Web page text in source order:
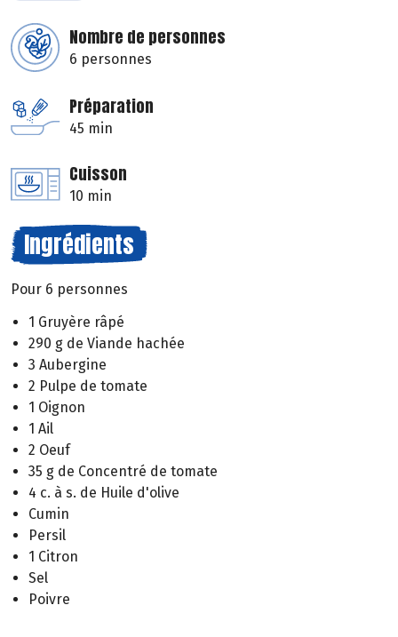
Nombre de personnes
6 personnes
Préparation
45 min
Cuisson
10 min
Ingrédients
Pour 6 personnes
1 Gruyère râpé
290 g de Viande hachée
3 Aubergine
2 Pulpe de tomate
1 Oignon
1 Ail
2 Oeuf
35 g de Concentré de tomate
4 c. à s. de Huile d'olive
Cumin
Persil
1 Citron
Sel
Poivre